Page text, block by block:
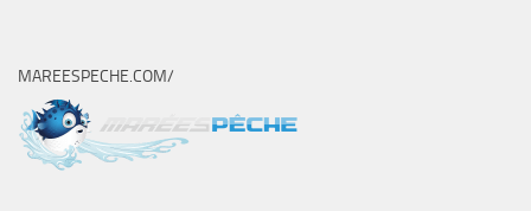
MAREESPECHE.COM/